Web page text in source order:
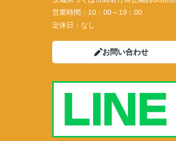
営業時間： 10：00～19：00
定休日： なし
お問い合わせ